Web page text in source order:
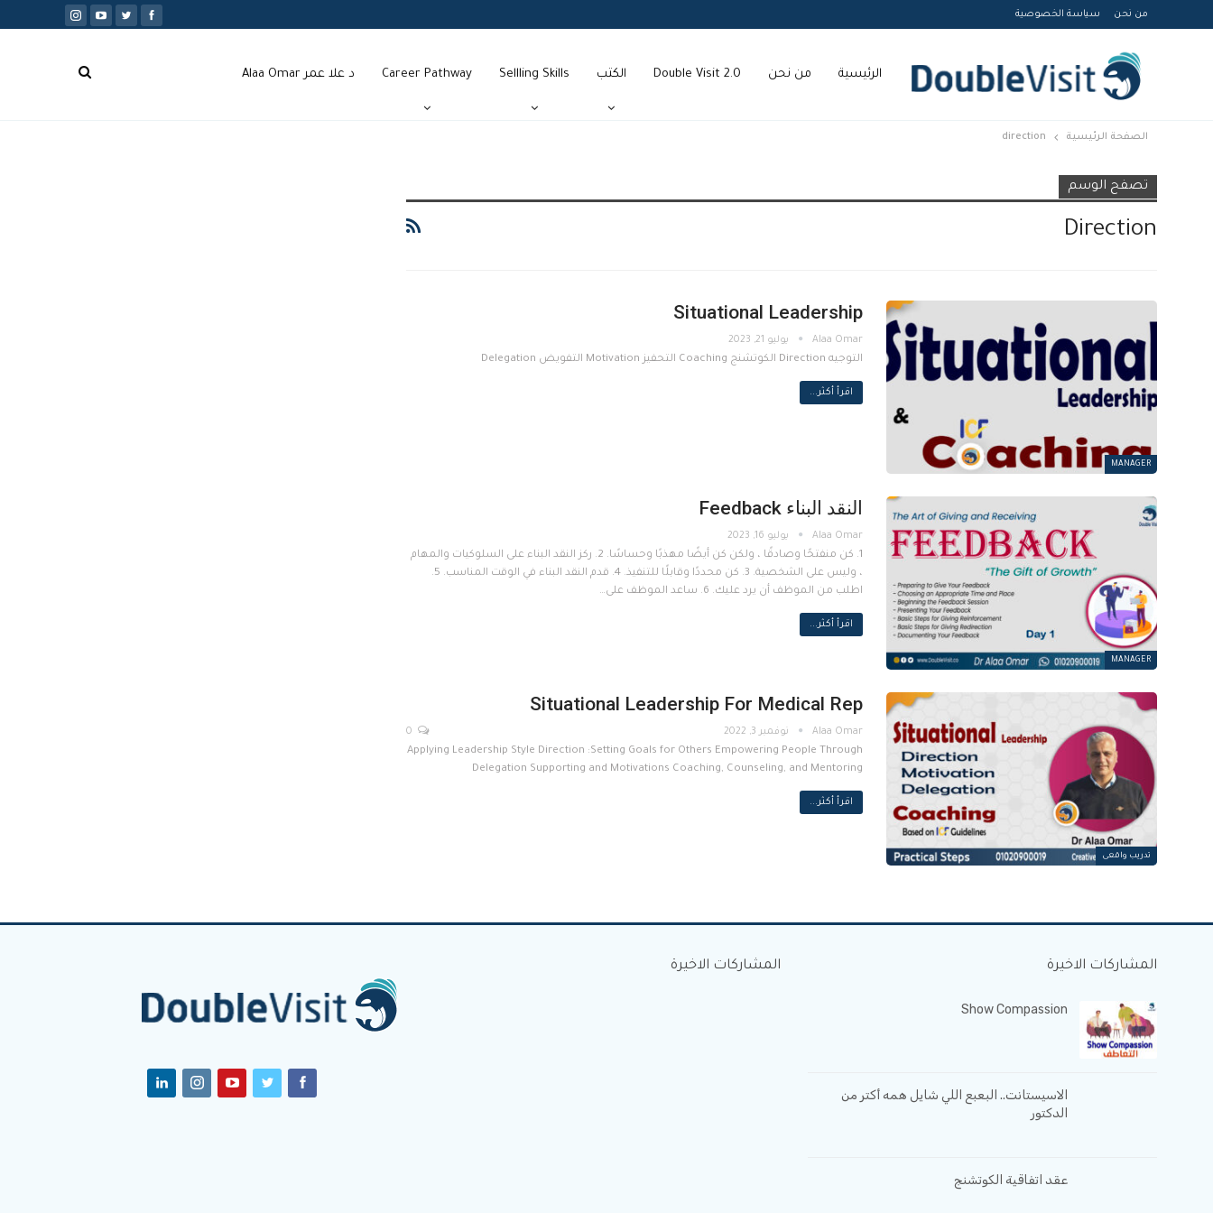
من نحن سياسة الخصوصية
الرئيسية من نحن Double Visit 2.0 الكتب Sellling Skills
Career Pathway د علا عمر Alaa Omar
الصفحة الرئيسية direction
تصفح الوسم
Direction
MANAGER
Situational Leadership
يوليو 21, 2023
التوجيه Direction الكوتشنج Coaching التحفيز Motivation التفويض Delegation
اقرأ أكثر...
MANAGER
النقد البناء Feedback
يوليو 16, 2023
1. كن منفتحًا وصادقًا ، ولكن كن أيضًا مهذبًا وحساسًا. 2. ركز النقد البناء على السلوكيات والمهام
، وليس على الشخصية. 3. كن محددًا وقابلًا للتنفيذ. 4. قدم النقد البناء في الوقت المناسب. 5.
اطلب من الموظف أن يرد عليك. 6. ساعد الموظف على…
اقرأ أكثر...
تدريب واقعى
Situational Leadership For Medical Rep
نوفمبر 3, 2022
Applying Leadership Style Direction :Setting Goals for Others Empowering People Through
Delegation Supporting and Motivations Coaching, Counseling, and Mentoring
اقرأ أكثر...
المشاركات الاخيرة
Show Compassion
الاسيستانت.. البعبع اللي شايل همه أكتر من
الدكتور
عقد اتفاقية الكوتشنج
المشاركات الاخيرة